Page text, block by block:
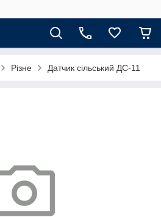
Різне Датчик сільський ДС-11